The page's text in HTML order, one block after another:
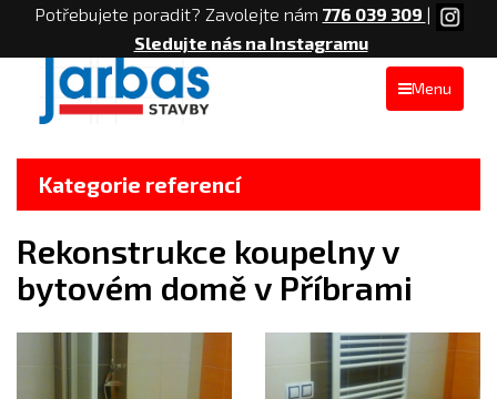
Potřebujete poradit? Zavolejte nám 776 039 309 |
Sledujte nás na Instagramu
Menu
Kategorie referencí
Rekonstrukce koupelny v
bytovém domě v Příbrami